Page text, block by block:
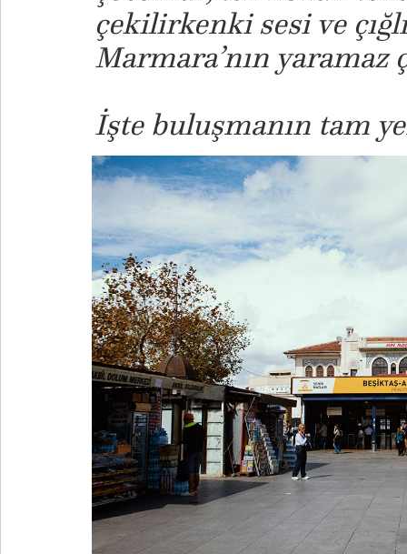
çekilirkenki sesi ve
Marmara’nın yaramaz
İşte buluşmanın tam